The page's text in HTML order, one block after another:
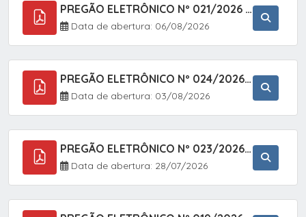
PREGÃO ELETRÔNICO Nº 021/2026 - AQUISIÇÃO DE CONTENTORES E CARRINHOS, DESTINADOS A COLETIVA E MANEJO DE RESÍDUOS SÓLIDOS, ATRAVÉS DO SISTEMA DE REGISTRO DE PREÇOS (SRP)
Data de abertura: 06/08/2026
PREGÃO ELETRÔNICO Nº 024/2026 - AQUISIÇÃO DE GÁS MEDICINAL TIPO OXIGÊNIO (1,00 M3, 3,00 M3 E 10,00 M3), EM ATENDIMENTO À SECRETARIA MUNICIPAL DE SAÚDE, ATRAVÉS DO SISTEMA DE REGISTRO DE PREÇOS (SRP)
Data de abertura: 03/08/2026
PREGÃO ELETRÔNICO Nº 023/2026 - AQUISIÇÃO DE ENXOVAL INFANTIL, EM ATENDIMENTO À SECRETARIA MUNICIPAL DE EDUCAÇÃO, ATRAVÉS DO SISTEMA DE REGISTRO DE PREÇOS (SRP).
Data de abertura: 28/07/2026